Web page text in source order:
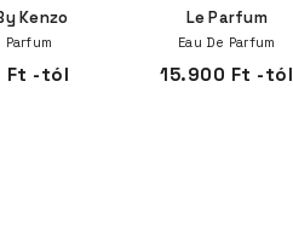
Kenzo
Parfum
Ft -tól
Le Parfum
Eau De Parfum
15.900 Ft -tól